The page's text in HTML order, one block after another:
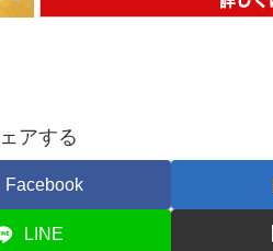
アする
Facebook
LINE